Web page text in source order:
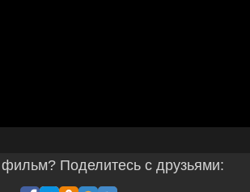
Поделитесь с друзьями: